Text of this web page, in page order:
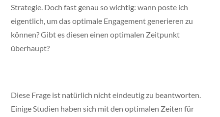
Strategie. Doch fast genau so wichtig: wann poste ich
eigentlich, um das optimale Engagement generieren zu
können? Gibt es diesen einen optimalen Zeitpunkt
überhaupt?
Diese Frage ist natürlich nicht eindeutig zu beantworten.
Einige Studien haben sich mit den optimalen Zeiten für